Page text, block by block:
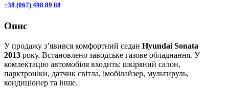
+38 (067) 498 89 88
Опис
У продажу з’явився комфортний седан Hyundai Sonata
2013 року. Встановлено заводське газове обладнання. У
комлектацію автомобіля входить: шкіряний салон,
парктроніки, датчик світла, імобілайзер, мультируль,
кондиціонер та інше.